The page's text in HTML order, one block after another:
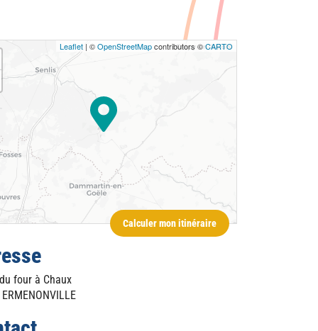
Leaflet | ©OpenStreetMapcontributors ©CARTO
Calculer mon itinéraire
four à Chaux
ERMENONVILLE